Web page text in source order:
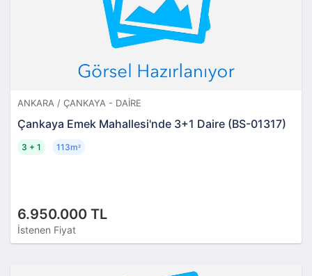
ANKARA / ÇANKAYA - DAIRE
Çankaya Emek Mahallesi'nde 3+1 Daire (BS-01317)
6.950.000 TL
İstenen Fiyat
3 + 1 113m²